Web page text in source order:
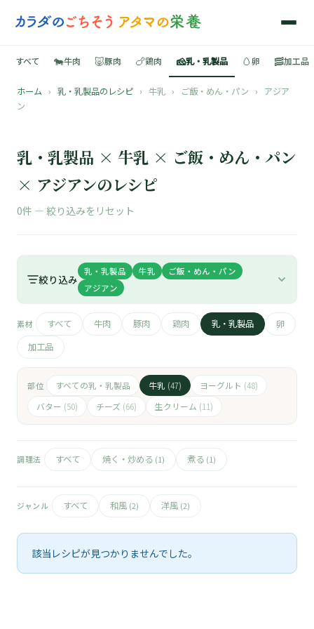
🍳
🐄
🍗
🥚
🥓
すべて 🐄牛肉 🐷豚肉 🍗鶏肉 🧀乳・乳製品 🥚卵 🥓加工品
ホーム › 乳・乳製品のレシピ › 牛乳 › ご飯・めん・パン ›
アジア
ン
乳・乳製品 × 牛乳 × ご飯・めん・パン
× アジアンのレシピ
0件 — 絞り込みをリセット
絞り込み
乳・乳製品 牛乳
ご飯・めん・パン
アジアン
素材 すべて 牛肉 豚肉 鶏肉 乳・乳製品
卵
加工品
部位 すべての乳・乳製品 牛乳 (47) ヨーグルト (48)
バター (50) チーズ (66) 生クリーム (11)
調理法 すべて 焼く・炒める (1) 煮る (1)
ジャンル すべて 和風 (2) 洋風 (2)
該当レシピが見つかりませんでした。